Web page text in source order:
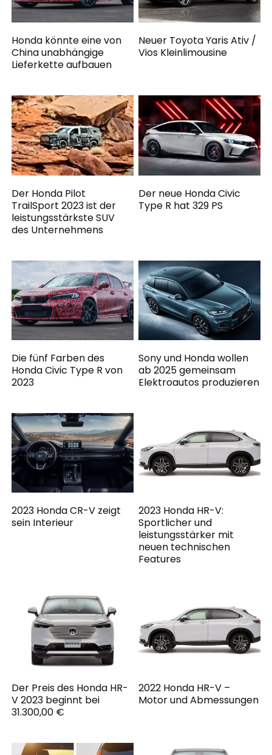
Honda könnte eine von
China unabhängige
Lieferkette aufbauen
Neuer Toyota Yaris Ativ /
Vios Kleinlimousine
Der Honda Pilot
TrailSport 2023 ist der
leistungsstärkste SUV
des Unternehmens
Der neue Honda Civic
Type R hat 329 PS
Die fünf Farben des
Honda Civic Type R von
2023
Sony und Honda wollen
ab 2025 gemeinsam
Elektroautos produzieren
2023 Honda CR-V zeigt
sein Interieur
2023 Honda HR-V:
Sportlicher und
leistungsstärker mit
neuen technischen
Features
Der Preis des Honda HR-
V 2023 beginnt bei
31.300,00 €
2022 Honda HR-V –
Motor und Abmessungen